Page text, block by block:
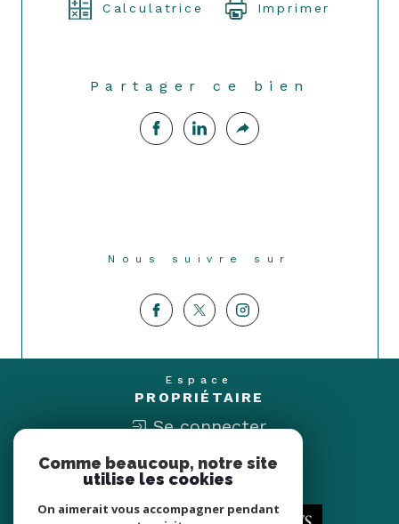
Calculatrice Imprimer
Partager ce bien
Nous suivre sur
Espace
PROPRIÉTAIRE
Se connecter
Nous
ADHÉRONS
Comme beaucoup, notre site
utilise les cookies
On aimerait vous accompagner pendant